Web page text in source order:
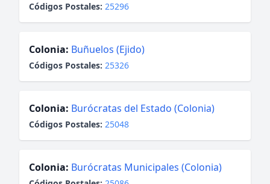
Códigos Postales: 25296
Colonia: Buñuelos (Ejido)
Códigos Postales: 25326
Colonia: Burócratas del Estado (Colonia)
Códigos Postales: 25048
Colonia: Burócratas Municipales (Colonia)